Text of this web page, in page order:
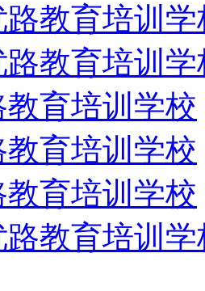
教育培训学
教育培训学
教育培训学校
育培训学校
育培训学校
教育培训学